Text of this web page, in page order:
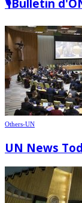
🎙️Bulletin
Others-UN
UN News